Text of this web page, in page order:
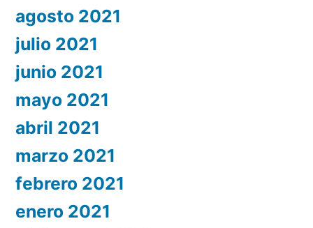
agosto 2021
julio 2021
junio 2021
mayo 2021
abril 2021
marzo 2021
febrero 2021
enero 2021